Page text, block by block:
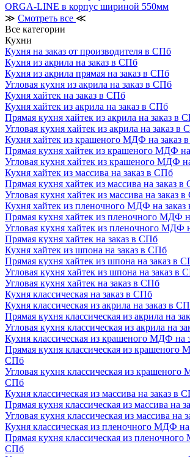
ORGA-LINE в корпус шириной 550мм
≫ Смотреть все ≪
Все категории
Кухни
Кухня на заказ от производителя в СПб
Кухня из акрила на заказ в СПб
Кухня из акрила прямая на заказ в СПб
Угловая кухня из акрила на заказ в СПб
Кухня хайтек на заказ в СПб
Кухня хайтек из акрила на заказ в СПб
Прямая кухня хайтек из акрила на заказ в
Угловая кухня хайтек из акрила на заказ в
Кухня хайтек из крашеного МДФ на заказ
Прямая кухня хайтек из крашеного МДФ
Угловая кухня хайтек из крашеного МДФ
Кухня хайтек из массива на заказ в СПб
Прямая кухня хайтек из массива на заказ
Угловая кухня хайтек из массива на заказ
Кухня хайтек из пленочного МДФ на
Прямая кухня хайтек из пленочного МДФ
Угловая кухня хайтек из пленочного МДФ
Прямая кухня хайтек на заказ в СПб
Кухня хайтек из шпона на заказ в СПб
Прямая кухня хайтек из шпона на заказ в
Угловая кухня хайтек из шпона на заказ в
Угловая кухня хайтек на заказ в СПб
Кухня классическая на заказ в СПб
Кухня классическая из акрила на заказ в
Прямая кухня классическая из акрила на
Угловая кухня классическая из акрила на
Кухня классическая из крашеного МДФ на
Прямая кухня классическая из крашеного
СПб
Угловая кухня классическая из крашеного
СПб
Кухня классическая из массива на заказ в
Прямая кухня классическая из массива на
Угловая кухня классическая из массива на
Кухня классическая из пленочного МДФ
Прямая кухня классическая из
СПб